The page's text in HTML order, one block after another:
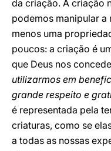
da criação. A criação
podemos manipular
menos uma
poucos: a criação é
que Deus nos
utilizarmos em
grande respeito e
é representada pela
criaturas, como se
a todas as nossas